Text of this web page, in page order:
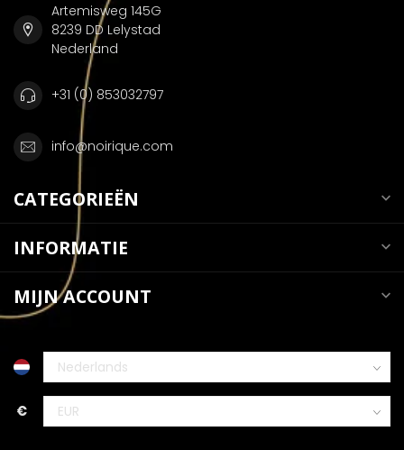
Artemisweg 145G
8239 DD Lelystad
Nederland
+31 (0) 853032797
info@noirique.com
CATEGORIEËN
INFORMATIE
MIJN ACCOUNT
€